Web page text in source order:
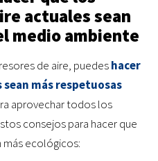
actuales sean
medio ambiente
de aire, puedeshacer
más respetuosas
aprovechar todos los
consejos para hacer que
más ecológicos: